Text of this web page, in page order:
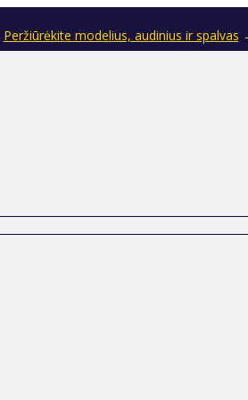
Peržiūrėkite modelius, audinius ir spalvas